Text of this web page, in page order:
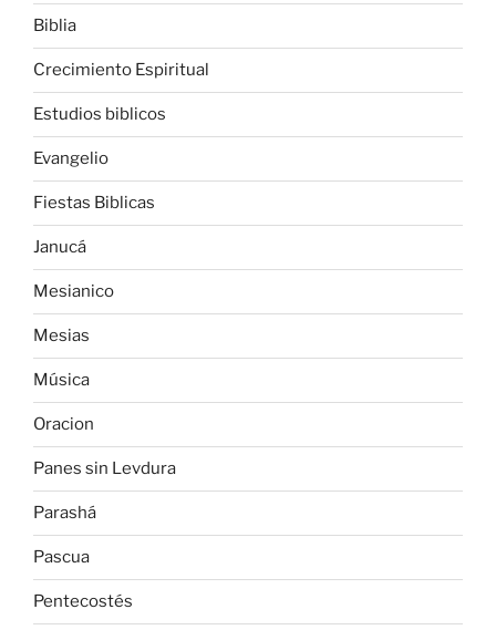
Biblia
Crecimiento Espiritual
Estudios biblicos
Evangelio
Fiestas Biblicas
Janucá
Mesianico
Mesias
Música
Oracion
Panes sin Levdura
Parashá
Pascua
Pentecostés